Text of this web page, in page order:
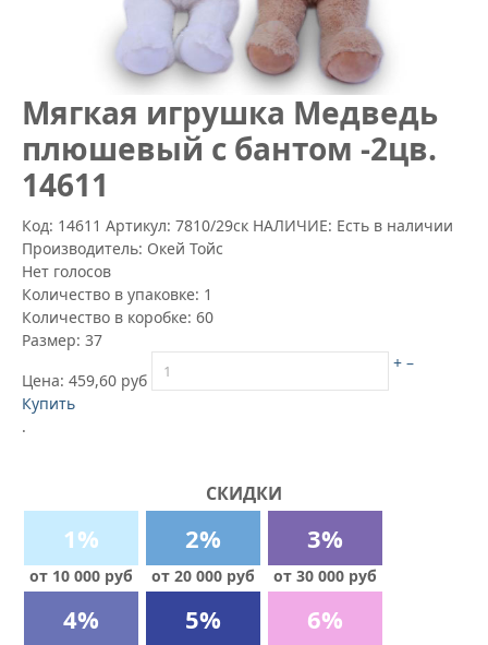
Mягкая игрушка Медведь
плюшевый с бантом -2цв.
14611
Код: 14611 Артикул: 7810/29ск НАЛИЧИЕ: Есть в наличии
Производитель: Окей Тойс
Нет голосов
Количество в упаковке: 1
Количество в коробке: 60
Размер: 37
Цена: 459,60 руб
+ –
Купить
.
СКИДКИ
1%
от 10 000 руб
2%
от 20 000 руб
3%
от 30 000 руб
4% 5% 6%